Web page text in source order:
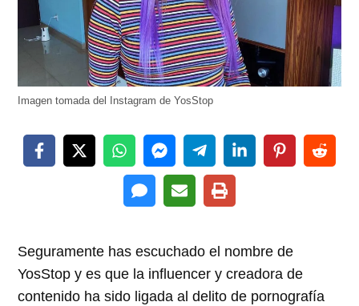
Imagen tomada del Instagram de YosStop
Seguramente has escuchado el nombre de
YosStop y es que la influencer y creadora de
contenido ha sido ligada al delito de pornografía